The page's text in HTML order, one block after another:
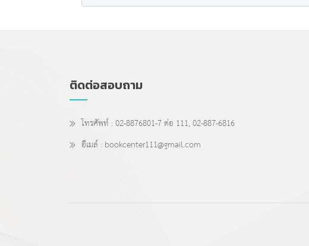
ติดต่อสอบถาม
โทรศัพท์ : 02-8876801-7 ต่อ 111, 02-887-6816
อีเมล์ : bookcenter111@gmail.com